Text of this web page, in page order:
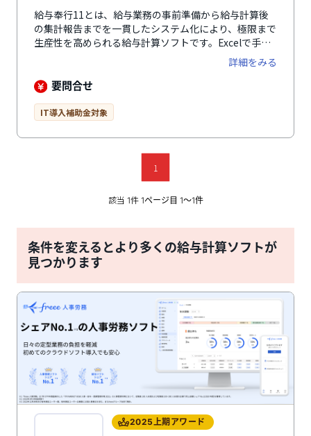
給与奉行11とは、給与業務の事前準備から給与計算後
の集計報告までを一貫したシステム化により、極限まで
生産性を高められる給与計算ソフトです。Excelで手計
算している、給与明細の配布と年末調整に時間がかかっ
ている、社員情報の更新や制度改正対応に不安がある方
におすすめです。給与計算はもちろん、社内管理資料、
動化されています。また、指定した日時に電子化した給
ソコンやスマートフォンから確認することが可能です。
前月から変動した手当の修正なども対象者を自動で抽出
して確認できるため効率良く作業ができます。迅速な法
令対応、強固なセキュリティで業務の安心・安全を守っ
詳細をみる
要問合せ
IT導入補助金対象
1
該当 1件 1ページ目 1〜1件
条件を変えるとより多くの給与計算ソフトが
見つかります
2025上期アワード